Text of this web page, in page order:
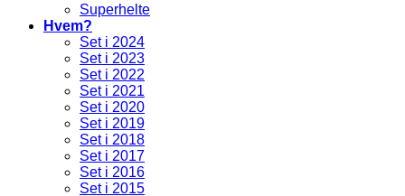
Superhelte
Hvem?
Set i 2024
Set i 2023
Set i 2022
Set i 2021
Set i 2020
Set i 2019
Set i 2018
Set i 2017
Set i 2016
Set i 2015